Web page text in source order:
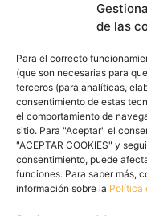
de las
Para el correcto
(que son necesarias para
terceros (para analíticas,
consentimiento de estas
el comportamiento de
sitio. Para "Aceptar" el
"ACEPTAR COOKIES" y
consentimiento, puede
funciones. Para saber más,
información sobre la Política
[siteorigin_widget